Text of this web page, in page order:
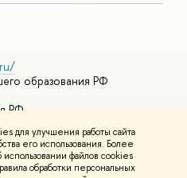
для улучшения работы сайта
его использования. Более
файлов cookies
обработки персональных
образования РФ
РФ
курсы